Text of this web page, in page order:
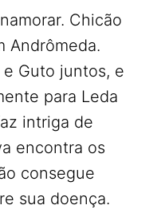
Chicão
Andrômeda.
Guto juntos, e
para Leda
intriga de
encontra os
consegue
sua doença.